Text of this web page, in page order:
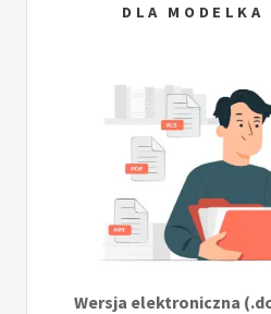
DLA
Wersja elektroniczna